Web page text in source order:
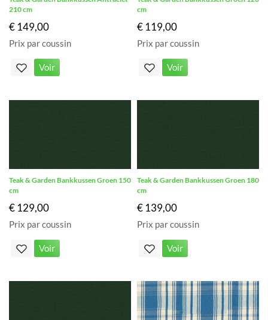
210 cm
€ 149,00
Prix par coussin
Voir
cm
€ 119,00
Prix par coussin
Voir
Teak & Garden Bankkussen Groen 150
cm
€ 129,00
Prix par coussin
Voir
Teak & Garden Bankkussen Groen 180
cm
€ 139,00
Prix par coussin
Voir